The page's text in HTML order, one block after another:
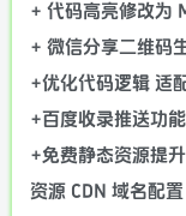
+ 代码高亮修改为
+ 微信分享二维码
+优化代码逻辑 适
+百度收录推送功
+免费静态资源提
资源 CDN 域名配置